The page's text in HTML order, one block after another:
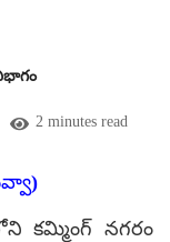
2 minutes read
కమ్మింగ్ నగరం